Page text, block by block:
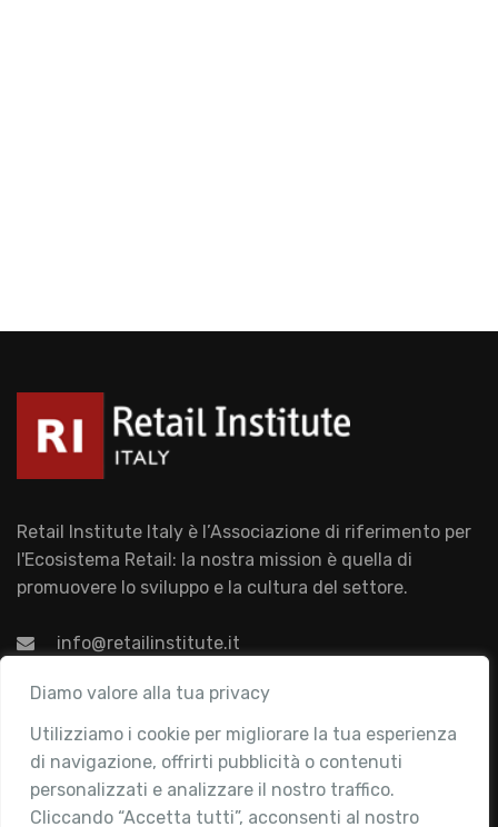
Diamo valore alla tua privacy
Utilizziamo i cookie per migliorare la tua esperienza
di navigazione, offrirti pubblicità o contenuti
personalizzati e analizzare il nostro traffico.
Cliccando “Accetta tutti”, acconsenti al nostro
Retail Institute Italy è l’Associazione di riferimento per
l'Ecosistema Retail: la nostra mission è quella di
promuovere lo sviluppo e la cultura del settore.
info@retailinstitute.it
Associazione
Chi siamo
Attività
Contatti